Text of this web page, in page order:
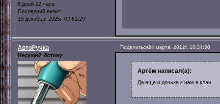
8 дней 22 часа
Последний визит:
19 декабря, 2025г. 09:51:29
Поделиться24 марта, 2012г. 10:34:30
АвтоРучка
Несущий Истину
Артём написал(а):
Да еще и дочька к нам в клан